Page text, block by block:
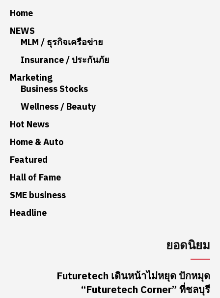
Home
NEWS
MLM / ธุรกิจเครือข่าย
Insurance / ประกันภัย
Marketing
Business Stocks
Wellness / Beauty
Hot News
Home & Auto
Featured
Hall of Fame
SME business
Headline
ยอดนิยม
Futuretech เดินหน้าไม่หยุด ปักหมุด
“Futuretech Corner” ที่ชลบุรี